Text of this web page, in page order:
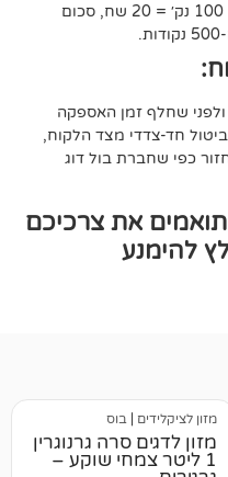
= 20 שח, סכום
הלקוח,
דוג
גרנוגרין
שוקע –